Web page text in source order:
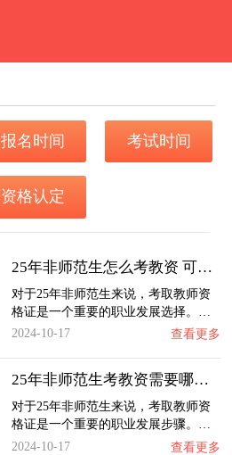
报名时间 考试时间
资格认定
25年非师范生怎么考教资 可以直接报名吗
对于25年非师范生来说，考取教师资
格证是一个重要的职业发展选择。…
2024-10-17
查看更多
25年非师范生考教资需要哪些步骤 自己报名复…
对于25年非师范生来说，考取教师资
格证是一个重要的职业发展步骤。…
2024-10-17
查看更多